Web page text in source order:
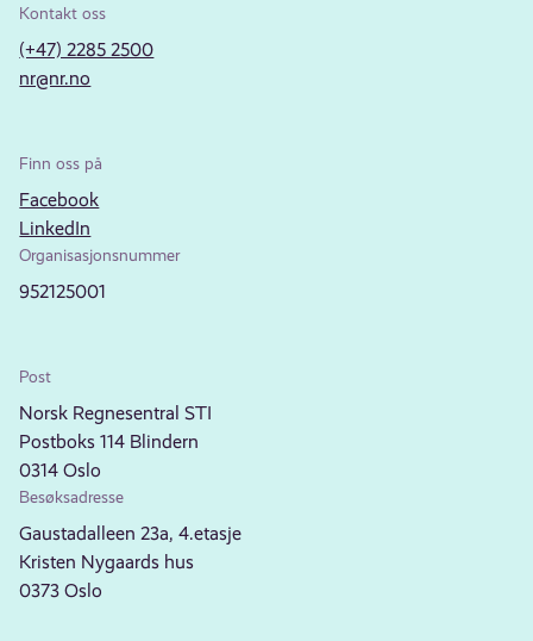
Kontakt oss
(+47) 2285 2500
nr@nr.no
Finn oss på
Facebook
LinkedIn
Organisasjonsnummer
952125001
Post
Norsk Regnesentral STI
Postboks 114 Blindern
0314 Oslo
Besøksadresse
Gaustadalleen 23a, 4.etasje
Kristen Nygaards hus
0373 Oslo